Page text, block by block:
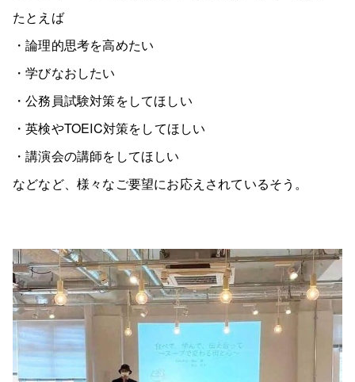
たとえば
・論理的思考を高めたい
・学びなおしたい
・公務員試験対策をしてほしい
・英検やTOEIC対策をしてほしい
・講演会の講師をしてほしい
などなど、様々なご要望にお応えされているそう。